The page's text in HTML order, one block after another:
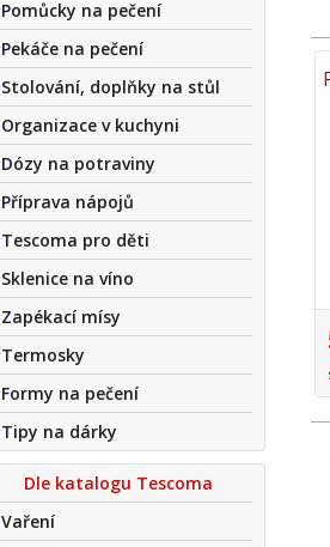
Pomůcky na pečení
Pekáče na pečení
Stolování, doplňky na stůl
Organizace v kuchyni
Dózy na potraviny
Příprava nápojů
Tescoma pro děti
Sklenice na víno
Zapékací mísy
Termosky
Formy na pečení
Tipy na dárky
Dle katalogu Tescoma
Vaření